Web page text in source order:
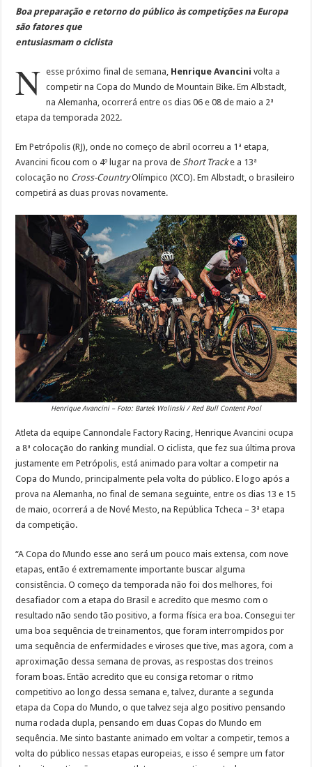
Boa preparação e retorno do público às competições na Europa
são fatores que
entusiasmam o ciclista
N esse próximo final de semana, Henrique Avancini volta a
competir na Copa do Mundo de Mountain Bike. Em Albstadt,
na Alemanha, ocorrerá entre os dias 06 e 08 de maio a 2ª
etapa da temporada 2022.
Em Petrópolis (RJ), onde no começo de abril ocorreu a 1ª etapa,
Avancini ficou com o 4º lugar na prova deShort Tracke a 13ª
colocação no Cross-CountryOlímpico (XCO). Em Albstadt, o brasileiro
competirá as duas provas novamente.
Henrique Avancini – Foto: Bartek Wolinski / Red Bull Content Pool
Atleta da equipe Cannondale Factory Racing, Henrique Avancini ocupa
a 8ª colocação do ranking mundial. O ciclista, que fez sua última prova
justamente em Petrópolis, está animado para voltar a competir na
Copa do Mundo, principalmente pela volta do público. E logo após a
prova na Alemanha, no final de semana seguinte, entre os dias 13 e 15
de maio, ocorrerá a de Nové Mesto, na República Tcheca – 3ª etapa
da competição.
“A Copa do Mundo esse ano será um pouco mais extensa, com nove
etapas, então é extremamente importante buscar alguma
consistência. O começo da temporada não foi dos melhores, foi
desafiador com a etapa do Brasil e acredito que mesmo com o
resultado não sendo tão positivo, a forma física era boa. Consegui ter
uma boa sequência de treinamentos, que foram interrompidos por
uma sequência de enfermidades e viroses que tive, mas agora, com a
aproximação dessa semana de provas, as respostas dos treinos
foram boas. Então acredito que eu consiga retomar o ritmo
competitivo ao longo dessa semana e, talvez, durante a segunda
etapa da Copa do Mundo, o que talvez seja algo positivo pensando
numa rodada dupla, pensando em duas Copas do Mundo em
sequência. Me sinto bastante animado em voltar a competir, temos a
volta do público nessas etapas europeias, e isso é sempre um fator